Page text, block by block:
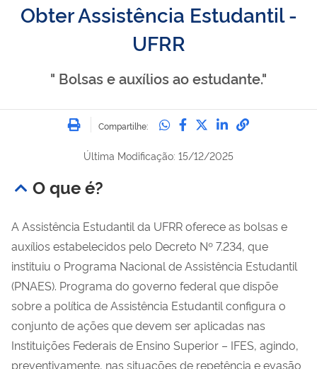
Obter Assistência Estudantil -
UFRR
" Bolsas e auxílios ao estudante."
Imprimir
Compartilhe: Compartilhe no
Compartilhe no
Compartilhe no
Compartilhe
Última Modificação: 15/12/2025
O que é?
A Assistência Estudantil da UFRR oferece as bolsas e
auxílios estabelecidos pelo Decreto Nº 7.234, que
instituiu o Programa Nacional de Assistência Estudantil
(PNAES). Programa do governo federal que dispõe
sobre a política de Assistência Estudantil configura o
conjunto de ações que devem ser aplicadas nas
Instituições Federais de Ensino Superior – IFES, agindo,
preventivamente, nas situações de repetência e evasão